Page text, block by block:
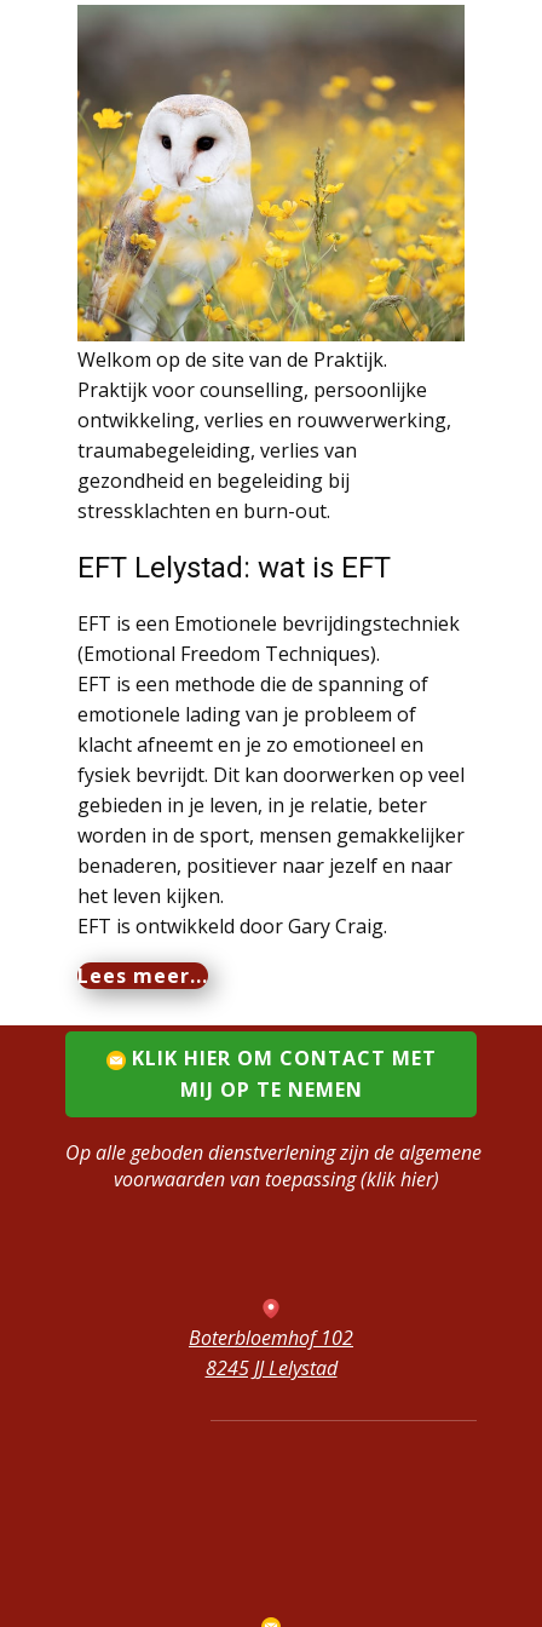
Welkom op de site van de Praktijk.
Praktijk voor counselling, persoonlijke
ontwikkeling, verlies en rouwverwerking,
traumabegeleiding, verlies van
gezondheid en begeleiding bij
stressklachten en burn-out.
EFT Lelystad: wat is EFT
EFT is een Emotionele bevrijdingstechniek
(Emotional Freedom Techniques).
EFT is een methode die de spanning of
emotionele lading van je probleem of
klacht afneemt en je zo emotioneel en
fysiek bevrijdt. Dit kan doorwerken op veel
gebieden in je leven, in je relatie, beter
worden in de sport, mensen gemakkelijker
benaderen, positiever naar jezelf en naar
het leven kijken.
EFT is ontwikkeld door Gary Craig.
Lees meer...
KLIK HIER OM CONTACT MET
MIJ OP TE NEMEN
Op alle geboden dienstverlening zijn de algemene
voorwaarden van toepassing (klik hier)
Boterbloemhof 102
8245 JJ Lelystad